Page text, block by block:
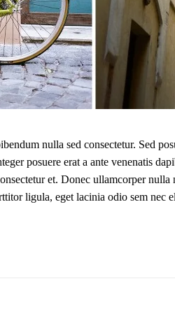
nulla sed consectetur. Sed
posuere erat a ante venenatis
et. Donec ullamcorper
ligula, eget lacinia odio sem nec